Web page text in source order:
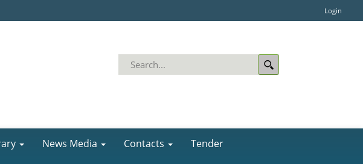
Login
News Media Contacts Tender